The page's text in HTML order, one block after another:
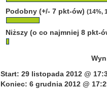
Podobny (+/- 7 pkt-ów) (14%,
Niższy (o co najmniej 8 pkt-
Start: 29 listopada 2012 @
Koniec: 6 grudnia 2012 @